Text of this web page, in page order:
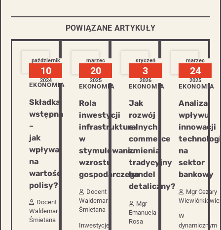
POWIĄZANE ARTYKUŁY
październik
10
2024
EKONOMIA
Składka
wstępna
–
jak
wpływa
na
wartość
polisy?
Docent
Waldemar
Śmietana
marzec
20
2025
EKONOMIA
Rola
inwestycji
infrastrukturalnych
w
stymulowaniu
wzrostu
gospodarczego
Docent
Waldemar
Śmietana
Inwestycje
styczeń
3
2026
EKONOMIA
Jak
rozwój
e-
commerce
zmienia
tradycyjny
handel
detaliczny?
Mgr
Emanuela
Rosa
marzec
24
2025
EKONOMIA
Analiza
wpływu
innowacji
na
sektor
bankowy
Mgr Cezary
W
dynamicznym